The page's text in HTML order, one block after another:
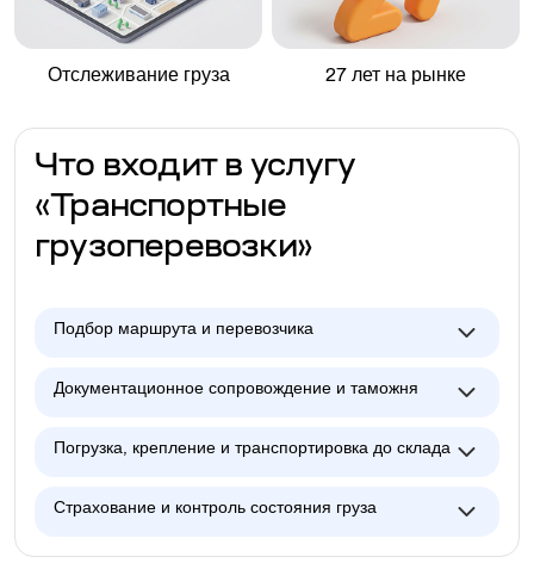
Отслеживание груза 27 лет на рынке
Что входит в услугу
«Транспортные
грузоперевозки»
Подбор маршрута и перевозчика
Документационное сопровождение и таможня
Погрузка, крепление и транспортировка до склада
Страхование и контроль состояния груза